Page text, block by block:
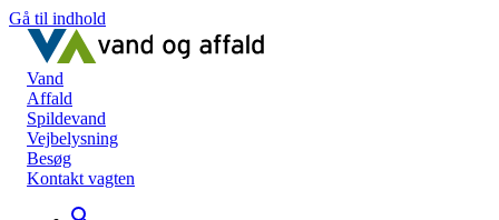
Gå til indhold
Vand
Affald
Spildevand
Vejbelysning
Besøg
Kontakt vagten